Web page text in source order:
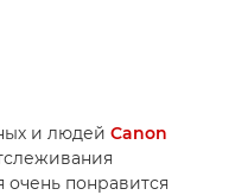
и людей Canon
очень понравится